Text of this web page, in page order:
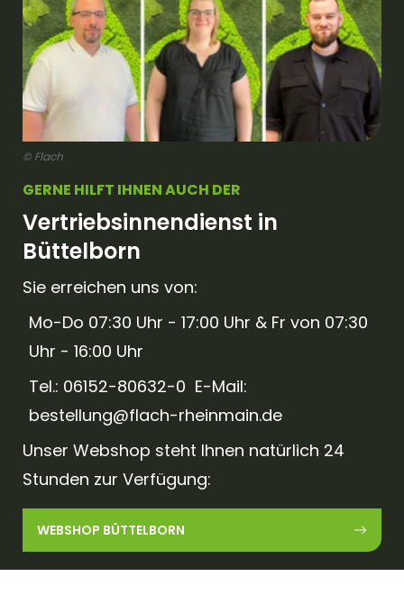
© Flach
GERNE HILFT IHNEN AUCH DER
Vertriebsinnendienst in
Büttelborn
Sie erreichen uns von:
Mo-Do 07:30 Uhr - 17:00 Uhr & Fr von 07:30
Uhr - 16:00 Uhr
Tel.: 06152-80632-0 E-Mail:
bestellung@flach-rheinmain.de
Unser Webshop steht Ihnen natürlich 24
Stunden zur Verfügung:
WEBSHOP BÜTTELBORN